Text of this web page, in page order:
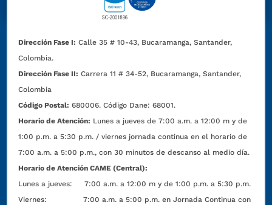
Dirección Fase I: Calle 35 # 10-43, Bucaramanga, Santander,
Colombia.
Dirección Fase II: Carrera 11 # 34-52, Bucaramanga, Santander,
Colombia
Código Postal: 680006. Código Dane: 68001.
Horario de Atención: Lunes a jueves de 7:00 a.m. a 12:00 m y de
1:00 p.m. a 5:30 p.m. / viernes jornada continua en el horario de
7:00 a.m. a 5:00 p.m., con 30 minutos de descanso al medio día.
Horario de Atención CAME (Central):
Lunes a jueves: 7:00 a.m. a 12:00 m y de 1:00 p.m. a 5:30 p.m.
Viernes: 7:00 a.m. a 5:00 p.m. en Jornada Continua con